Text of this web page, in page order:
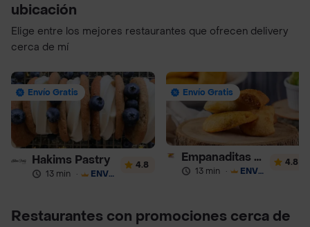
ubicación
Elige entre los mejores restaurantes que ofrecen delivery
cerca de mí
Envío Gratis
Hakims Pastry
13 min · ENVÍO GRATIS
4.8
Envío Gratis
Empanaditas de Pipian - Empanadas
13 min · ENVÍO GRATIS
4.8
Restaurantes con promociones cerca de